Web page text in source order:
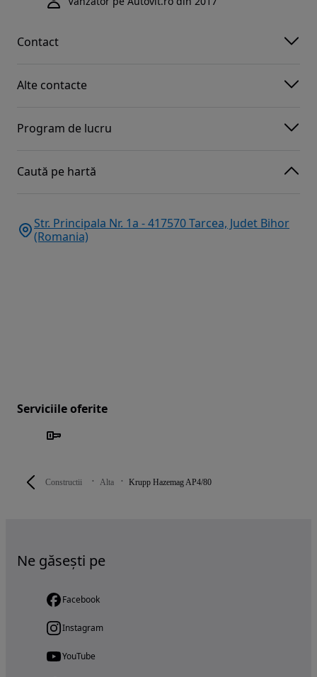
Constructii Alta Krupp Hazemag AP4/80
Contact
Alte contacte
Program de lucru
Caută pe hartă
Str. Principala Nr. 1a - 417570 Tarcea, Judet Bihor
(Romania)
Serviciile oferite
Ne găsești pe
Facebook
Instagram
YouTube